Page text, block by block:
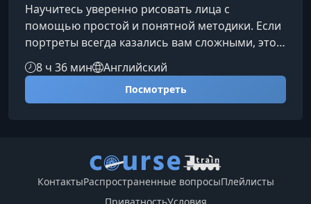
Научитесь уверенно рисовать лица с
помощью простой и понятной методики. Если
портреты всегда казались вам сложными, этот
курс поможет снять страх и шаг за шагом
освоить основы анатомии лица, построение
формы и передачу эмоций.О курсеЭтот курс
освоите упрощённый подход, который
позволит рисовать реалистичные и
стилизованные лица,
8 ч 36 мин Английский
Посмотреть
КонтактыРаспространенные вопросыПлейлисты